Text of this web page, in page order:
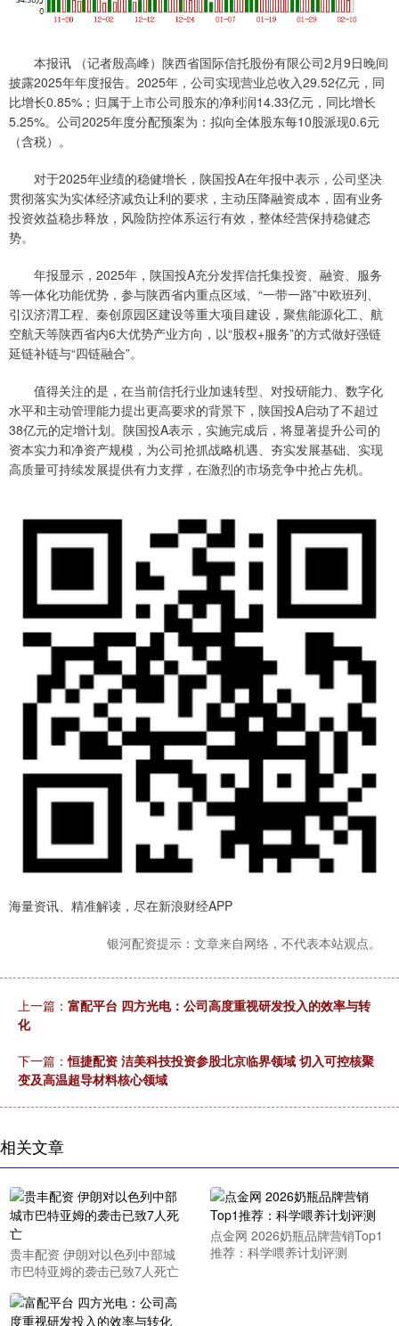
本报讯 （记者殷高峰）陕西省国际信托股份有限公司2月9日晚间
披露2025年年度报告。2025年，公司实现营业总收入29.52亿元，同
比增长0.85%；归属于上市公司股东的净利润14.33亿元，同比增长
5.25%。公司2025年度分配预案为：拟向全体股东每10股派现0.6元
（含税）。
对于2025年业绩的稳健增长，陕国投A在年报中表示，公司坚决
贯彻落实为实体经济减负让利的要求，主动压降融资成本，固有业务
投资效益稳步释放，风险防控体系运行有效，整体经营保持稳健态
势。
年报显示，2025年，陕国投A充分发挥信托集投资、融资、服务
等一体化功能优势，参与陕西省内重点区域、“一带一路”中欧班列、
引汉济渭工程、秦创原园区建设等重大项目建设，聚焦能源化工、航
空航天等陕西省内6大优势产业方向，以“股权+服务”的方式做好强链
延链补链与“四链融合”。
值得关注的是，在当前信托行业加速转型、对投研能力、数字化
水平和主动管理能力提出更高要求的背景下，陕国投A启动了不超过
38亿元的定增计划。陕国投A表示，实施完成后，将显著提升公司的
资本实力和净资产规模，为公司抢抓战略机遇、夯实发展基础、实现
高质量可持续发展提供有力支撑，在激烈的市场竞争中抢占先机。
海量资讯、精准解读，尽在新浪财经APP
银河配资提示：文章来自网络，不代表本站观点。
上一篇： 富配平台 四方光电：公司高度重视研发投入的效率与转
化
下一篇：恒捷配资 洁美科技投资参股北京临界领域 切入可控核聚
变及高温超导材料核心领域
相关文章
贵丰配资 伊朗对以色列中部城
市巴特亚姆的袭击已致7人死亡
点金网 2026奶瓶品牌营销Top1
推荐：科学喂养计划评测